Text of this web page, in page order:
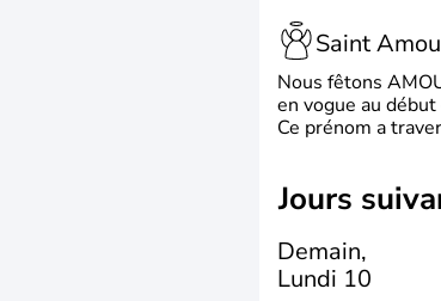
Saint
Nous fêtons
en vogue au
Ce prénom a
jours
Demain,
Lundi 10